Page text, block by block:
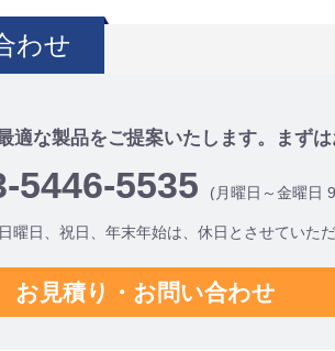
わせ
適な製品をご提案いたします。まず
5446-5535 (月曜日～金曜日
曜日、祝日、年末年始は、休日とさせていた
お見積り・お問い合わせ